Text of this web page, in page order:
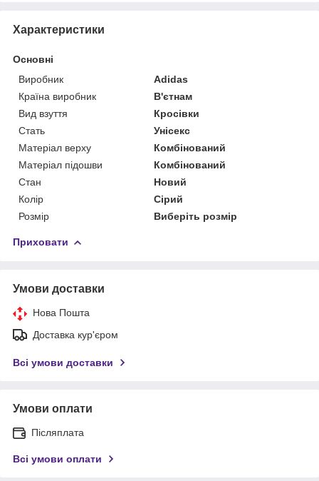
Характеристики
Основні
Виробник
Adidas
Країна виробник
В'єтнам
Вид взуття
Кросівки
Стать
Унісекс
Матеріал верху
Комбінований
Матеріал підошви
Комбінований
Стан
Новий
Колір
Сірий
Розмір
Виберіть розмір
Приховати
Умови доставки
Нова Пошта
Доставка кур'єром
Всі умови доставки
Умови оплати
Післяплата
Всі умови оплати